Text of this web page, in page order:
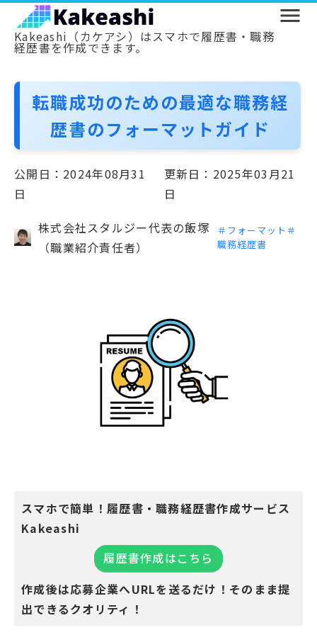
Kakeashi（カケアシ）はスマホで履歴書・職務
経歴書を作成できます。
転職成功のための最適な職務経
歴書のフォーマットガイド
公開日：2024年08月31
日
更新日：2025年03月21
日
株式会社スタルジー代表の飯塚
（職業紹介責任者）
＃フォーマット ＃
職務経歴書
スマホで簡単！履歴書・職務経歴書作成サービス
Kakeashi
履歴書作成はこちら
作成後は応募企業へURLを送るだけ！そのまま提
出できるクオリティ！